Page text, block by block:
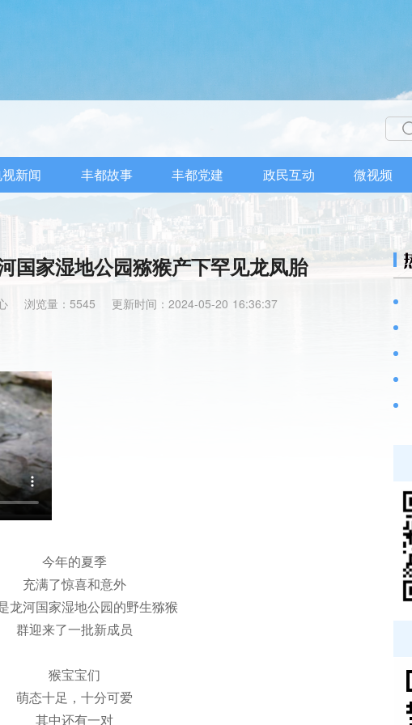
新闻 丰都故事 丰都党建 政民互动 微视频
国家湿地公园猕猴产下罕见龙凤胎
浏览量：5545 更新时间：2024-05-20 16:36:37
今年的夏季
充满了惊喜和意外
龙河国家湿地公园的野生猕猴
群迎来了一批新成员
猴宝宝们
萌态十足，十分可爱
其中还有一对